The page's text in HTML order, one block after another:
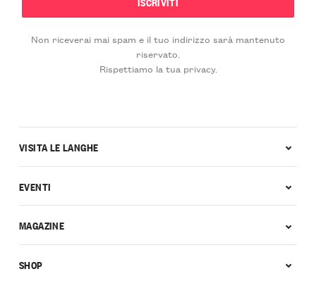
Non riceverai mai spam e il tuo indirizzo sarà mantenuto
riservato.
Rispettiamo la tua privacy.
VISITA LE LANGHE
EVENTI
MAGAZINE
SHOP